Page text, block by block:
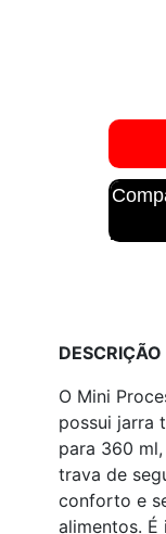
DESCRIÇÃO
O Mini
possui jarra
para 360
trava de
conforto e
alimentos.